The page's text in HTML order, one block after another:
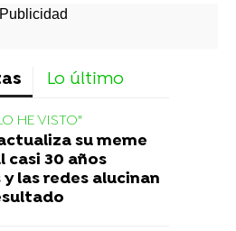
Lo último
HE VISTO"
su meme
casi 30 años
y las redes alucinan